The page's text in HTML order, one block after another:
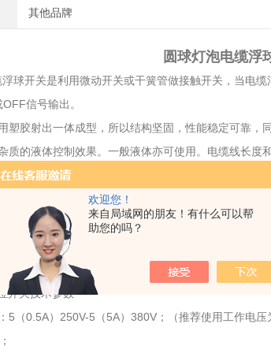
欢迎您！
来自局域网的朋友！有什么可以帮
助您的吗？
其他品牌
圆球灯泡电缆浮
球开关是利用微动开关或干簧管做接触开关，当电缆
信号输出。
塑胶射出一体成型，所以结构坚固，性能稳定可靠
质的液体控制效果。一般液体亦可使用。电缆线长度
液位开关性能特点
造工艺为产品质量提供了可靠的保证。
或ABS，机械强度高、密封性好。
靠。输出稳定可靠的“通”、“断”开关控制信号，无任何
便，上下移动定位重块，即可随意调节控制范围。
开关技术参数
5（0.5A）250V-5（5A）380V；（推荐使用工作电压